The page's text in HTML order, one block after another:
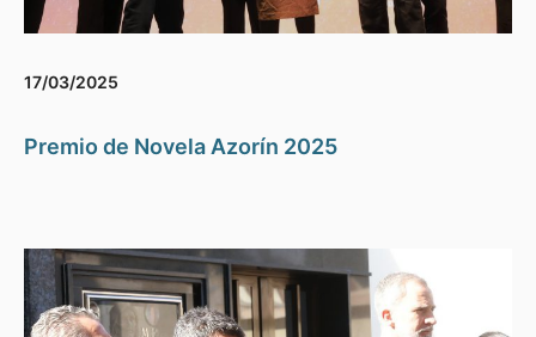
17/03/2025
Premio de Novela Azorín 2025